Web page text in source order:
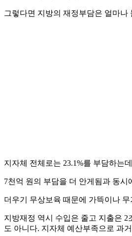
그렇다면 지방의 재정부담은 얼마
지자체 전체로는 23.1%를 부담하는
7천억 원의 부담을 더 안게됨과 동
더우기 무상보육 때문에 가뜩이나
지방재정 역시 수입은 줄고 지출은
도 아니다. 지자체 예산부족으로 과